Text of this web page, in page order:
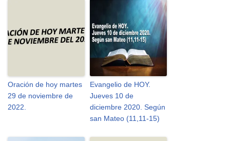
Oración de hoy martes
29 de noviembre de
2022.
Evangelio de HOY.
Jueves 10 de
diciembre 2020. Según
san Mateo (11,11-15)